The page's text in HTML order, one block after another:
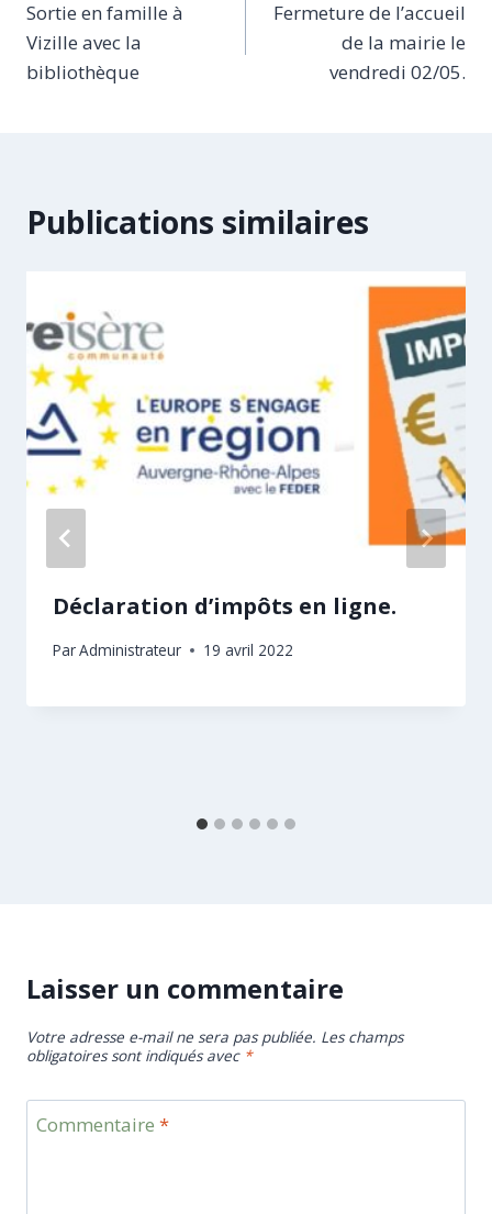
de
l’article
Sortie en famille à
Vizille avec la
bibliothèque
Fermeture de l’accueil
de la mairie le
vendredi 02/05.
Publications similaires
Déclaration d’impôts en ligne.
ParAdministrateur 19 avril 2022
Laisser un commentaire
Votre adresse e-mail ne sera pas publiée. Les champs
obligatoires sont indiqués avec *
Commentaire *